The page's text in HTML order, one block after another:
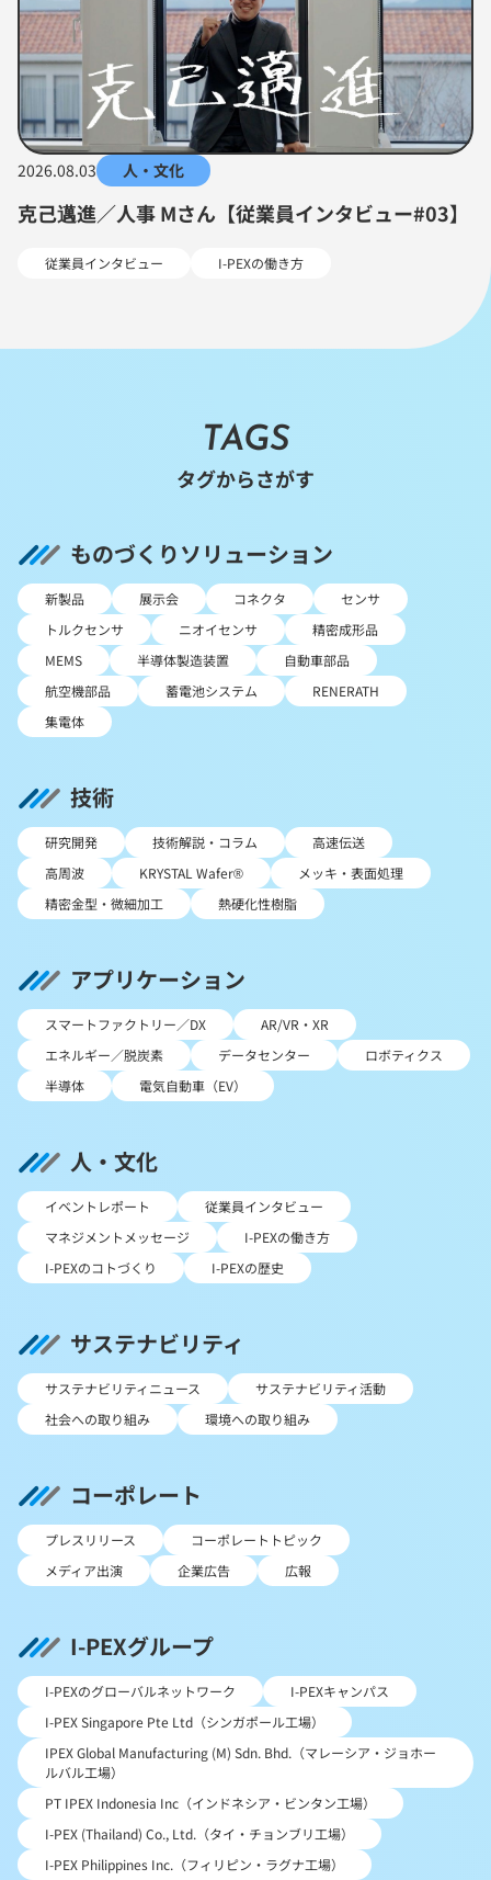
2026.08.03 人・文化
克己邁進／人事 Mさん【従業員インタビュー#03】
従業員インタビュー I-PEXの働き方
TAGS
タグからさがす
ものづくりソリューション
新製品 展示会 コネクタ
センサ
トルクセンサ
ニオイセンサ
精密成形品
MEMS
半導体製造装置
自動車部品
航空機部品
蓄電池システム
RENERATH
集電体
技術
研究開発 技術解説・コラム
高速伝送
高周波
KRYSTAL Wafer®
メッキ・表面処理
精密金型・微細加工
熱硬化性樹脂
アプリケーション
スマートファクトリー／DX
AR/VR・XR
エネルギー／脱炭素
データセンター
ロボティクス
半導体
電気自動車（EV）
人・文化
イベントレポート
従業員インタビュー
マネジメントメッセージ
I-PEXの働き方
I-PEXのコトづくり
I-PEXの歴史
サステナビリティ
サステナビリティニュース
サステナビリティ活動
社会への取り組み
環境への取り組み
コーポレート
プレスリリース
コーポレートトピック
メディア出演
企業広告 広報
I-PEXグループ
I-PEXのグローバルネットワーク
I-PEXキャンパス
I-PEX Singapore Pte Ltd（シンガポール工場）
IPEX Global Manufacturing (M) Sdn. Bhd.（マレーシア・ジョホー
ルバル工場）
PT IPEX Indonesia Inc（インドネシア・ビンタン工場）
I-PEX (Thailand) Co., Ltd.（タイ・チョンブリ工場）
I-PEX Philippines Inc.（フィリピン・ラグナ工場）